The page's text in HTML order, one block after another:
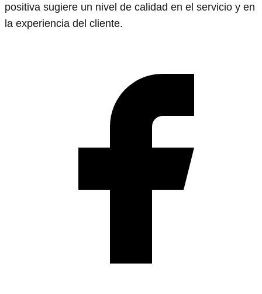
positiva sugiere un nivel de calidad en el servicio y en
la experiencia del cliente.